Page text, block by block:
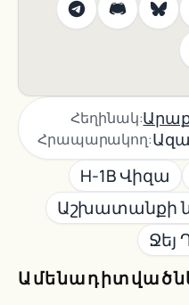
Հեղինակ:
Հրապարակող:
H-1B Վիզա
Աշխատանքի
Ջեյ